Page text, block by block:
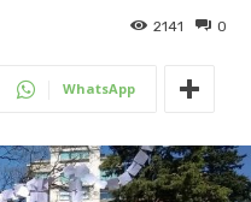
0
2141
WhatsApp